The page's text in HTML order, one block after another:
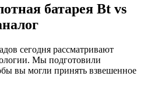
батарея Bt vs
сегодня рассматривают
Мы подготовили
вы могли принять взвешенное